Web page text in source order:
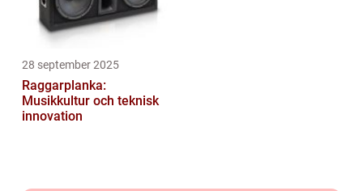
28 september 2025
Raggarplanka:
Musikkultur och teknisk
innovation